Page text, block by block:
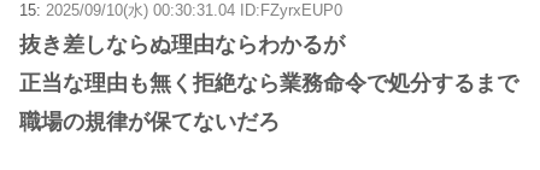
15: 2025/09/10(水) 00:30:31.04 ID:FZyrxEUP0
抜き差しならぬ理由ならわかるが
正当な理由も無く拒絶なら業務命令で処分するまで
職場の規律が保てないだろ